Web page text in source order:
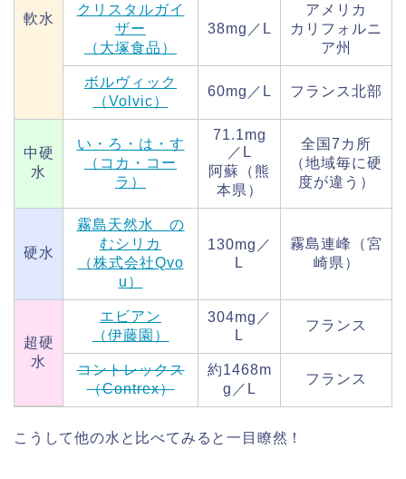
軟水
クリスタルガイ
ザー
（大塚食品）
38mg／L
アメリカ
カリフォルニ
ア州
ボルヴィック
（Volvic）
60mg／L フランス北部
中硬
水
い・ろ・は・す
（コカ・コー
ラ）
71.1mg
／L
阿蘇（熊
本県）
全国7カ所
（地域毎に硬
度が違う）
硬水
霧島天然水 の
むシリカ
（株式会社Qvo
u）
130mg／
L
霧島連峰（宮
崎県）
超硬
水
エビアン
（伊藤園）
304mg／
L
フランス
コントレックス
（Contrex）
約1468m
g／L
フランス
こうして他の水と比べてみると一目瞭然！